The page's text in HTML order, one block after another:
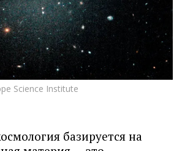
Science Institute
базируется на